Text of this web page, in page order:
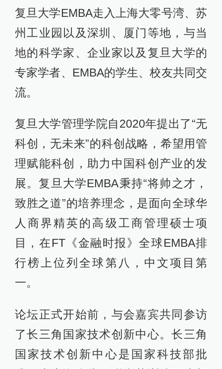
复旦大学EMBA走入上海大零号湾、苏
州工业园以及深圳、厦门等地，与当
地的科学家、企业家以及复旦大学的
专家学者、EMBA的学生、校友共同交
流。
复旦大学管理学院自2020年提出了“无
科创，无未来”的科创战略，希望用管
理赋能科创，助力中国科创产业的发
展。复旦大学EMBA秉持“将帅之才，
致胜之道”的培养理念，是面向全球华
人商界精英的高级工商管理硕士项
目，在FT《金融时报》全球EMBA排
行榜上位列全球第八，中文项目第
一。
论坛正式开始前，与会嘉宾共同参访
了长三角国家技术创新中心。长三角
国家技术创新中心是国家科技部批